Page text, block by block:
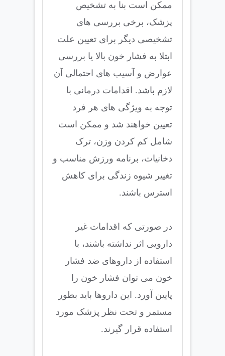
ممکن است بنا به تشخیص
پزشک، برخی بررسی های
تشخیصی دیگر برای تعیین علت
ابتلا به فشار خون بالا یا بررسی
عوارض و آسیب های احتمالی آن
لازم باشد. اقدامات درمانی با
توجه به ویژگی های هر فرد
تعیین خواهند شد و ممکن است
شامل کم کردن وزن، ترک
دخانیات، برنامه ورزش مناسب و
تغییر شیوه زندگی برای کاهش
استرس باشند.
در صورتی که اقدامات غیر
دارویی اثر نداشته باشند، با
استفاده از داروهای ضد فشار
خون می توان فشار خون را
پایین آورد. این داروها باید بطور
مستمر و تحت نظر پزشک مورد
استفاده قرار گیرند.